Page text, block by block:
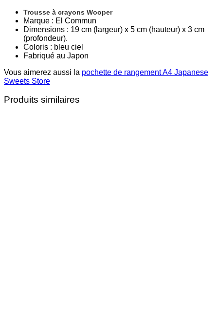
Trousse à crayons Wooper
Marque : El Commun
Dimensions : 19 cm (largeur) x 5 cm (hauteur) x 3 cm
(profondeur).
Coloris : bleu ciel
Fabriqué au Japon
Vous aimerez aussi la pochette de rangement A4 Japanese
Sweets Store
Produits similaires